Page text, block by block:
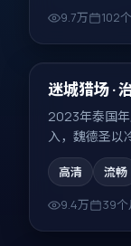
9.7万
102
热门
迷城猎场 ·
2023年泰国
入，魏德圣以
味无穷。
高清
流畅
9.4万
39个